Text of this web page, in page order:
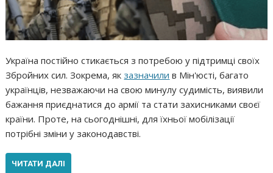
Україна постійно стикається з потребою у підтримці своїх
Збройних сил. Зокрема, якзазначили в Мін'юсті, багато
українців, незважаючи на свою минулу судимість, виявили
бажання приєднатися до армії та стати захисниками своєї
країни. Проте, на сьогоднішні, для їхньої мобілізації
потрібні зміни у законодавстві.
ЧИТАТИ ДАЛІ